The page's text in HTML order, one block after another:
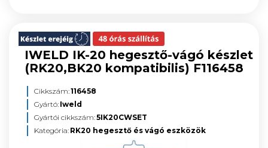
IWELD IK-20 hegesztő-vágó készlet
(RK20,BK20 kompatibilis) F116458
Cikkszám:116458
Gyártó: Iweld
Gyártói cikkszám:5IK20CWSET
Kategória: RK20 hegesztő és vágó eszközök